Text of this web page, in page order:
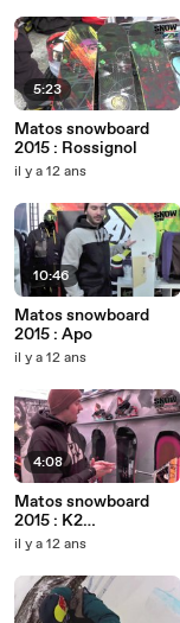
5:23
Matos snowboard
2015 : Rossignol
il y a 12 ans
10:46
Matos snowboard
2015 : Apo
il y a 12 ans
4:08
Matos snowboard
2015 : K2
Snowboarding
il y a 12 ans